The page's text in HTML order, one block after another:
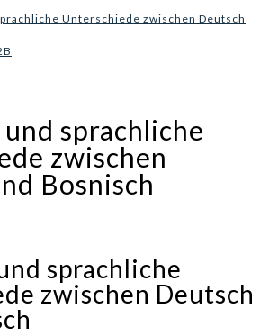
Unterschiede zwischen Deutsch
sprachliche
zwischen
Bosnisch
sprachliche
zwischen Deutsch